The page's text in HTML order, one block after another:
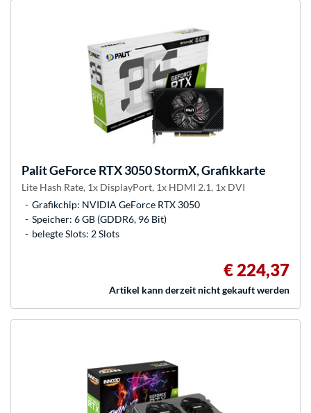
PalitGeForce RTX 3050 StormX, Grafikkarte
Lite Hash Rate, 1x DisplayPort, 1x HDMI 2.1, 1x DVI
Grafikchip: NVIDIA GeForce RTX 3050
Speicher: 6 GB (GDDR6, 96 Bit)
belegte Slots: 2 Slots
€ 224,37
Artikel kann derzeit nicht gekauft werden